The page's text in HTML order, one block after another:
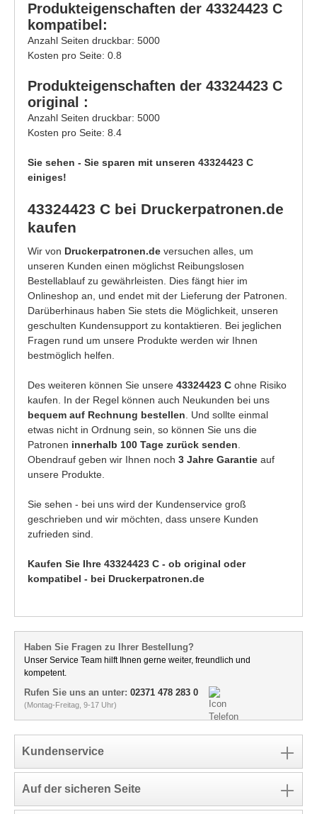
Produkteigenschaften der 43324423 C
kompatibel:
Anzahl Seiten druckbar: 5000
Kosten pro Seite: 0.8
Produkteigenschaften der 43324423 C
original :
Anzahl Seiten druckbar: 5000
Kosten pro Seite: 8.4
Sie sehen - Sie sparen mit unseren 43324423 C
einiges!
43324423 C bei Druckerpatronen.de
kaufen
Wir von Druckerpatronen.de versuchen alles, um
unseren Kunden einen möglichst Reibungslosen
Bestellablauf zu gewährleisten. Dies fängt hier im
Onlineshop an, und endet mit der Lieferung der Patronen.
Darüberhinaus haben Sie stets die Möglichkeit, unseren
geschulten Kundensupport zu kontaktieren. Bei jeglichen
Fragen rund um unsere Produkte werden wir Ihnen
bestmöglich helfen.
Des weiteren können Sie unsere 43324423 C ohne Risiko
kaufen. In der Regel können auch Neukunden bei uns
bequem auf Rechnung bestellen. Und sollte einmal
etwas nicht in Ordnung sein, so können Sie uns die
Patronen innerhalb 100 Tage zurück senden.
Obendrauf geben wir Ihnen noch 3 Jahre Garantie auf
unsere Produkte.
Sie sehen - bei uns wird der Kundenservice groß
geschrieben und wir möchten, dass unsere Kunden
zufrieden sind.
Kaufen Sie Ihre 43324423 C - ob original oder
kompatibel - bei Druckerpatronen.de
Haben Sie Fragen zu Ihrer Bestellung?
Unser Service Team hilft Ihnen gerne weiter, freundlich und
kompetent.
Rufen Sie uns an unter: 02371 478 283 0
(Montag-Freitag, 9-17 Uhr)
Kundenservice
Auf der sicheren Seite